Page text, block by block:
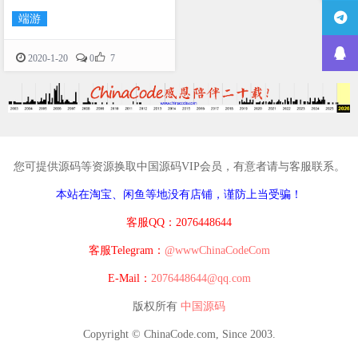
端游
2020-1-20 0 7
您可提供源码等资源换取中国源码VIP会员，有意者请与客服联系。
本站在淘宝、闲鱼等地没有店铺，谨防上当受骗！
客服QQ：2076448644
客服Telegram： @wwwChinaCodeCom
E-Mail： 2076448644@qq.com
版权所有 中国源码
Copyright © ChinaCode.com, Since 2003.